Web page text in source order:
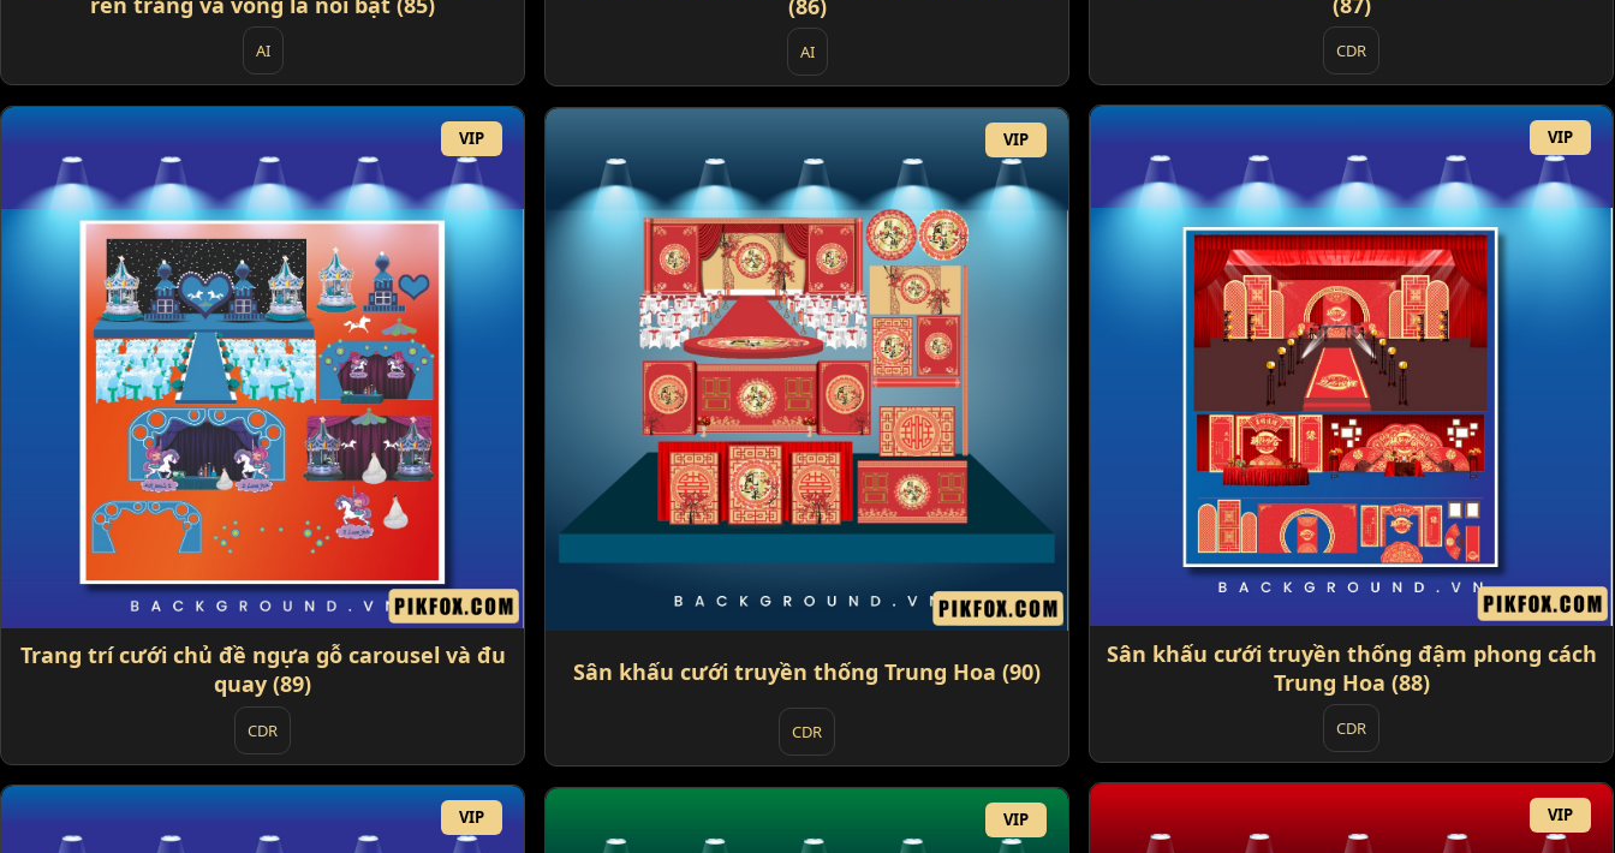
AI
(86)
AI CDR
VIP
Sân khấu cưới truyền thống đậm phong cách
Trung Hoa (88)
CDR
VIP
Trang trí cưới chủ đề ngựa gỗ carousel và đu
quay (89)
CDR
VIP
Sân khấu cưới truyền thống Trung Hoa (90)
CDR
VIP
VIP VIP